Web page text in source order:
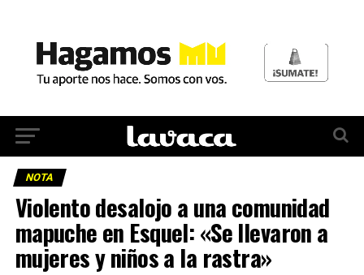
NOTA
Violento desalojo a una comunidad
mapuche en Esquel: «Se llevaron a
mujeres y niños a la rastra»